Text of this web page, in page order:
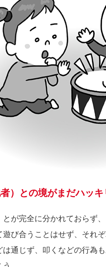
）との境がまだハッ
が完全に分かれておらず
び合うことはせず、それ
通じず、叩くなどの行為